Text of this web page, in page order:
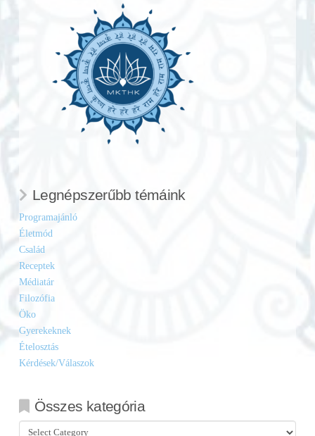
Legnépszerűbb témáink
Programajánló
Életmód
Család
Receptek
Médiatár
Filozófia
Öko
Gyerekeknek
Ételosztás
Kérdések/Válaszok
Összes kategória
Összes